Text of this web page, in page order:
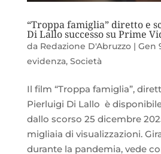
“Troppa famiglia” diretto e
Di Lallo successo su Prime
da Redazione D'Abruzzo| Gen
evidenza, Società
Il film “Troppa famiglia”,
Pierluigi Di Lallo è
dallo scorso 25 dicembre
migliaia di visualizzazioni.
durante la pandemia, vede